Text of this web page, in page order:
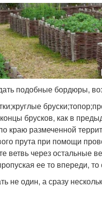
подобные бордюры,
брусков, как в
краю размеченной
прута при помощи
ветвь через остальные
ее то впереди, то
не один, а сразу